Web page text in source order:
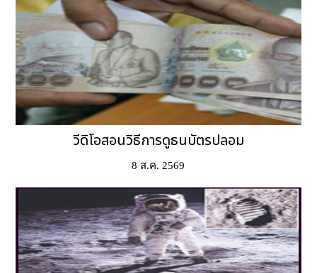
วีดิโอสอนวิธีการดูธนบัตรปลอม
8 ส.ค. 2569